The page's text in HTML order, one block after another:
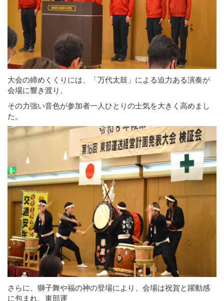
大会の締めくくりには、「万代太鼓」による迫力ある演奏が
会場に響き渡り、
その力強い音色が参加者一人ひとりの士気を大きく高めまし
た。
さらに、獅子舞や福の神の登場により、会場は祝賀と躍動感
に包まれ、東部運